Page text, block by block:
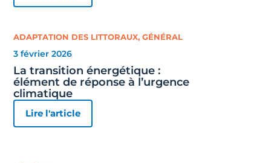
ADAPTATION DES LITTORAUX,GÉNÉRAL
3 février 2026
La transition énergétique :
élément de réponse à l’urgence
climatique
Lire l'article